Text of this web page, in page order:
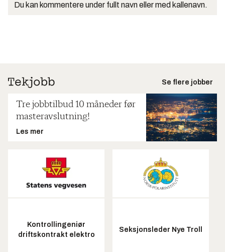
Du kan kommentere under fullt navn eller med kallenavn.
Se flere jobber
Tre jobbtilbud 10 måneder før
masteravslutning!
Les mer
Kontrollingeniør
driftskontrakt elektro
Seksjonsleder Nye Troll